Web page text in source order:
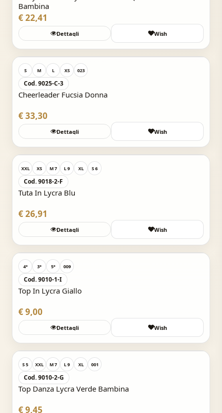
Bambina
€ 22,41
Dettagli Wish
Acquisto Veloce
S M L XS 023
Cod. 9025-C-3
Cheerleader Fucsia Donna
€ 33,30
Dettagli Wish
Acquisto Veloce
XXL XS M 7 L 9 XL S 6
Cod. 9018-2-F
Tuta In Lycra Blu
€ 26,91
Dettagli Wish
Acquisto Veloce
4° 3° 5° 009
Cod. 9010-1-I
Top In Lycra Giallo
€ 9,00
Dettagli Wish
Acquisto Veloce
S 5 XXL M 7 L 9 XL 001
Cod. 9010-2-G
Top Danza Lycra Verde Bambina
€ 9,45